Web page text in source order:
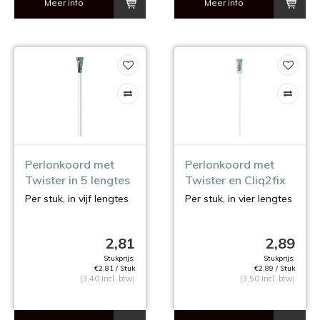
Meer info Meer info
Perlonkoord met
Twister in 5 lengtes
Per stuk, in vijf lengtes
2,81
Stukprijs:
€2,81 / Stuk
(3,40 Incl. btw)
Perlonkoord met
Twister en Cliq2fix
in 4 lengtes
Per stuk, in vier lengtes
2,89
Stukprijs:
€2,89 / Stuk
(3,50 Incl. btw)